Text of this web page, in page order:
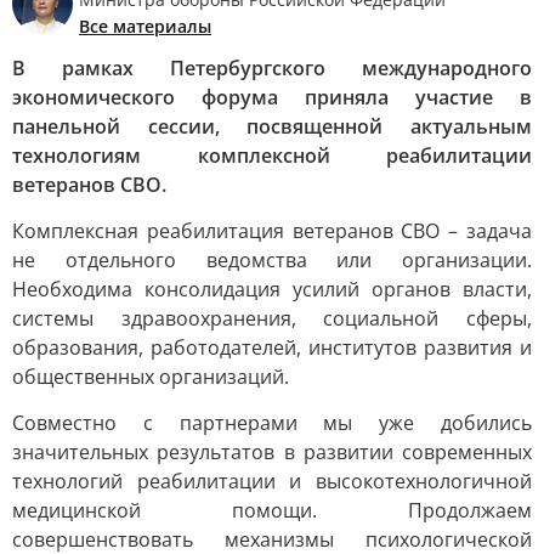
Все материалы
В рамках Петербургского международного
экономического форума приняла участие в
панельной сессии, посвященной актуальным
технологиям комплексной реабилитации
ветеранов СВО.
Комплексная реабилитация ветеранов СВО – задача
не отдельного ведомства или организации.
Необходима консолидация усилий органов власти,
системы здравоохранения, социальной сферы,
образования, работодателей, институтов развития и
общественных организаций.
Совместно с партнерами мы уже добились
значительных результатов в развитии современных
технологий реабилитации и высокотехнологичной
медицинской помощи. Продолжаем
совершенствовать механизмы психологической